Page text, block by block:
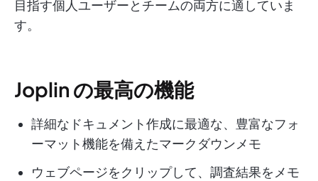
目指す個人ユーザーとチームの両方に適していま
す。
Joplin の最高の機能
詳細なドキュメント作成に最適な、豊富なフォ
ーマット機能を備えたマークダウンメモ
ウェブページをクリップして、調査結果をメモ